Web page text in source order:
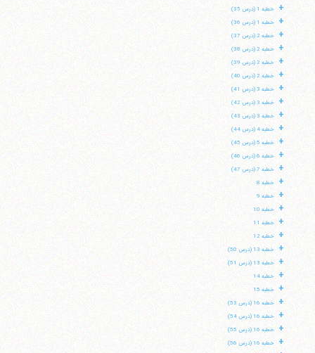
+ خطبه 1 (درس 35)
+ خطبه 1 (درس 36)
+ خطبه 2 (درس 37)
+ خطبه 2 (درس 38)
+ خطبه 2 (درس 39)
+ خطبه 2 (درس 40)
+ خطبه 3 (درس 41)
+ خطبه 3 (درس 42)
+ خطبه 3 (درس 43)
+ خطبه 4 (درس 44)
+ خطبه 5 (درس 45)
+ خطبه 6 (درس 46)
+ خطبه 7 (درس 47)
+ خطبه 8
+ خطبه 9
+ خطبه 10
+ خطبه 11
+ خطبه 12
+ خطبه 13 (درس 50)
+ خطبه 13 (درس 51)
+ خطبه 14
+ خطبه 15
+ خطبه 16 (درس 53)
+ خطبه 16 (درس 54)
+ خطبه 16 (درس 55)
+ خطبه 16 (درس 56)